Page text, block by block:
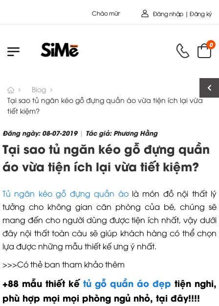
Chào mừng bạn đến với Nội Thất Toàn Cầu - Công ty cổ Phần
Đăng nhập | Đăng ký
0
Blog
Tại sao tủ ngăn kéo gỗ đựng quần áo vừa tiện ích lại vừa
tiết kiệm?
Đăng ngày: 08-07-2019| Tác giả: Phương Hằng
Tại sao tủ ngăn kéo gỗ đựng quần
áo vừa tiện ích lại vừa tiết kiệm?
Tủ ngăn kéo gỗ đựng quần áolà món đồ nội thất lý
tưởng cho không gian căn phòng của bé, chúng sẽ
mang đến cho người dùng được tiện ích nhất, vậy dưới
đây nội thất toàn càu sẽ giúp khách hàng có thể chọn
lựa được những mẫu thiết kế ưng ý nhất.
>>>Có thẻ ban tham khảo thêm
+88 mẫu thiết kế tủ gỗ quần áo đẹp tiện nghi,
phù hợp mọi mọi phòng ngủ nhỏ, tại đây!!!!